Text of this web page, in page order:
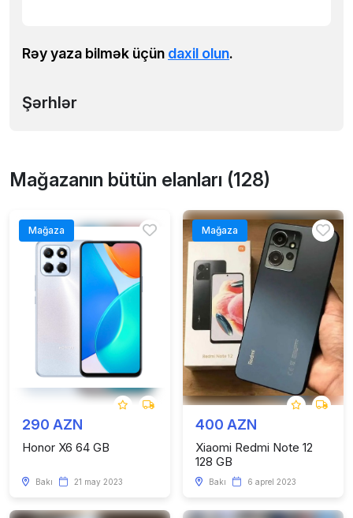
Rəy yaza bilmək üçün daxil olun.
Şərhlər
Mağazanın bütün elanları (128)
Mağaza
290 AZN
Honor X6 64 GB
Bakı 21 may 2023
Mağaza
400 AZN
Xiaomi Redmi Note 12
128 GB
Bakı 6 aprel 2023